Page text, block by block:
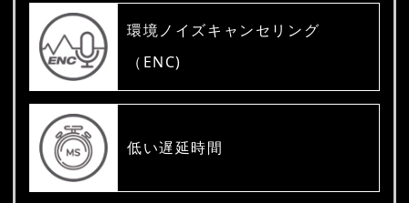
環境ノイズキャンセリング
（ENC)
低い遅延時間